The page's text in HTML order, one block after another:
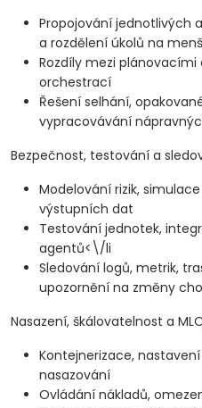
Propojování jednotlivých
a rozdělení úkolů na
Rozdíly mezi
orchestrací
Řešení selhání,
vypracovávání
Bezpečnost, testování a
Modelování rizik,
výstupních dat
Testování jednotek,
agentů<\/li
Sledování logů, metrik,
upozornění na změny
Nasazení, škálovatelnost a
Kontejnerizace,
nasazování
Ovládání nákladů,